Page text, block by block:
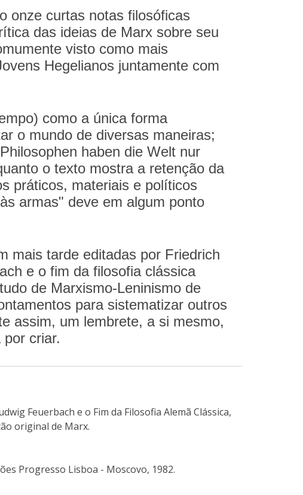
onze curtas notas filosóficas
das ideias de Marx sobre seu
visto como mais
Hegelianos juntamente com
como a única forma
o mundo de diversas maneiras;
haben die Welt nur
o texto mostra a retenção da
práticos, materiais e políticos
armas" deve em algum ponto
mais tarde editadas por Friedrich
e o fim da filosofia clássica
de Marxismo-Leninismo de
para sistematizar outros
assim, um lembrete, a si mesmo,
criar.
Feuerbach e o Fim da Filosofia Alemã Clássica,
original de Marx.
Progresso Lisboa - Moscovo, 1982.